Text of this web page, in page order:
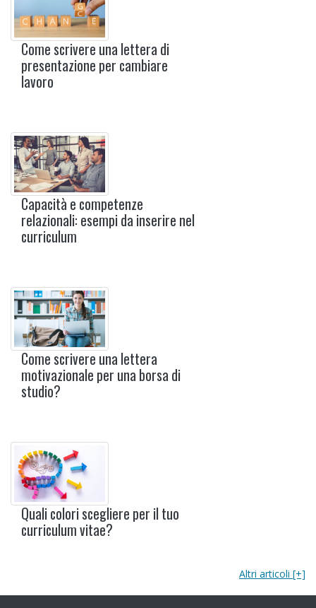
Come scrivere una lettera di
presentazione per cambiare
lavoro
Capacità e competenze
relazionali: esempi da inserire nel
curriculum
Come scrivere una lettera
motivazionale per una borsa di
studio?
Quali colori scegliere per il tuo
curriculum vitae?
Altri articoli [+]